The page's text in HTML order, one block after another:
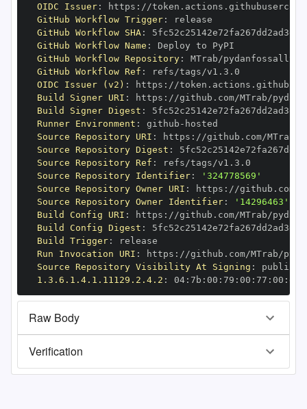
OIDC Issuer: https :
GitHub Workflow Trigger:
GitHub Workflow SHA:
GitHub Workflow Name :
GitHub Workflow Repository:
GitHub Workflow Ref :
OIDC Issuer (v2) : https :
Build Signer URI : https :
Build Signer Digest :
Runner Environment : github -
Source Repository URI : https :
Source Repository Digest :
Source Repository Ref :
Source Repository Identifier:
'324778569'
Source Repository Owner URI : https :
Source Repository Owner Identifier:
'14296463'
Build Config URI : https :
Build Config Digest :
Build Trigger:
Run Invocation URI : https :
Source Repository Visibility At Signing :
1.3.6.1.4.1.11129.2.4.2 : 04: 7b : 00 : 79 : 00 : 77 : 00 : dd
Raw Body
Verification